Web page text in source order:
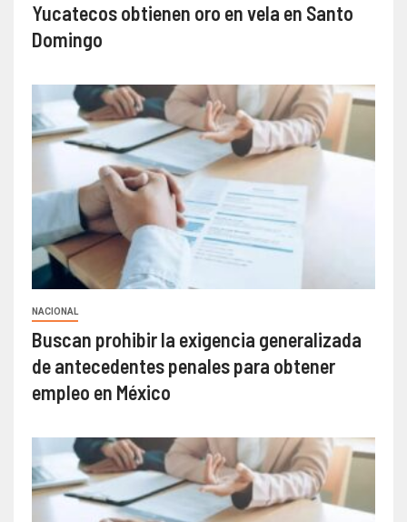
Yucatecos obtienen oro en vela en Santo
Domingo
NACIONAL
Buscan prohibir la exigencia generalizada
de antecedentes penales para obtener
empleo en México